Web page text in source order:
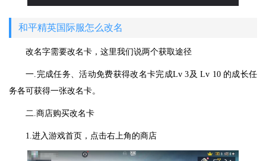
和平精英国际服怎么改名
改名字需要改名卡，这里我们说两个获取途径
一.完成任务、活动免费获得改名卡完成Lv 3及 Lv 10 的成长任
务各可获得一张改名卡。
二.商店购买改名卡
1.进入游戏首页，点击右上角的商店